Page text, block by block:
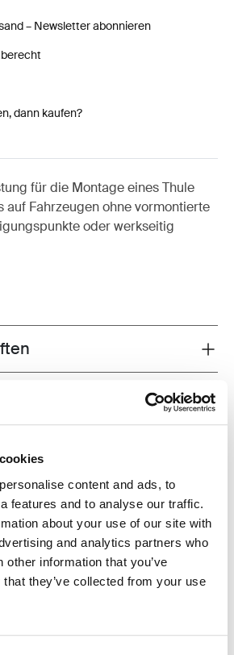
content and ads, to
features and to analyse our traffic.
about your use of our site with
and analytics partners who
other information that you’ve
they’ve collected from your use
– Newsletter abonnieren
dann kaufen?
für die Montage eines Thule
auf Fahrzeugen ohne vormontierte
oder werkseitig
Thule Schweden AB
Thule Schweden